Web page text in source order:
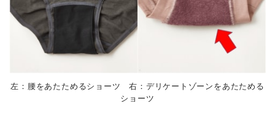
左：腰をあたためるショーツ 右：デリケートゾーンをあたためる
ショーツ